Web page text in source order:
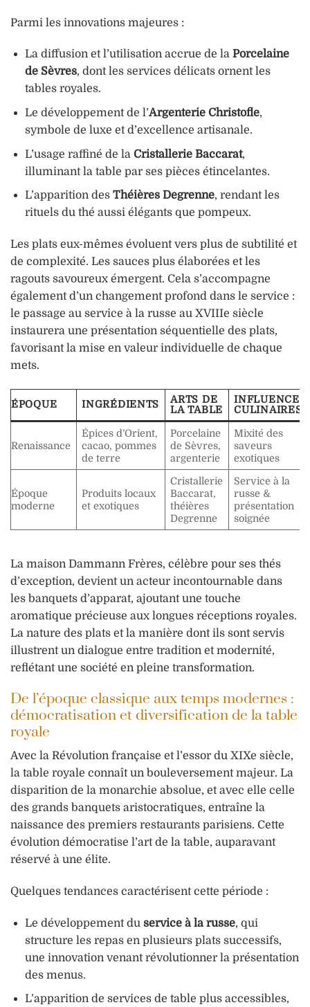
Parmi les innovations majeures :
La diffusion et l’utilisation accrue de la Porcelaine
de Sèvres, dont les services délicats ornent les
tables royales.
Le développement de l’Argenterie Christofle,
symbole de luxe et d’excellence artisanale.
L’usage raffiné de la Cristallerie Baccarat,
illuminant la table par ses pièces étincelantes.
L’apparition des Théières Degrenne, rendant les
rituels du thé aussi élégants que pompeux.
Les plats eux-mêmes évoluent vers plus de subtilité et
de complexité. Les sauces plus élaborées et les
ragouts savoureux émergent. Cela s’accompagne
également d’un changement profond dans le service :
le passage au service à la russe au XVIIIe siècle
instaurera une présentation séquentielle des plats,
favorisant la mise en valeur individuelle de chaque
mets.
ÉPOQUE INGRÉDIENTS
ARTS DE
LA TABLE
INFLUENCE
CULINAIRES
Renaissance
Épices d’Orient,
cacao, pommes
de terre
Porcelaine
de Sèvres,
argenterie
Mixité des
saveurs
exotiques
Époque
moderne
Produits locaux
et exotiques
Cristallerie
Baccarat,
théières
Degrenne
Service à la
russe &
présentation
soignée
La maison Dammann Frères, célèbre pour ses thés
d’exception, devient un acteur incontournable dans
les banquets d’apparat, ajoutant une touche
aromatique précieuse aux longues réceptions royales.
La nature des plats et la manière dont ils sont servis
illustrent un dialogue entre tradition et modernité,
reflétant une société en pleine transformation.
De l’époque classique aux temps modernes :
démocratisation et diversification de la table
royale
Avec la Révolution française et l’essor du XIXe siècle,
la table royale connaît un bouleversement majeur. La
disparition de la monarchie absolue, et avec elle celle
des grands banquets aristocratiques, entraîne la
naissance des premiers restaurants parisiens. Cette
évolution démocratise l’art de la table, auparavant
réservé à une élite.
Quelques tendances caractérisent cette période :
Le développement du service à la russe, qui
structure les repas en plusieurs plats successifs,
une innovation venant révolutionner la présentation
des menus.
L’apparition de services de table plus accessibles,